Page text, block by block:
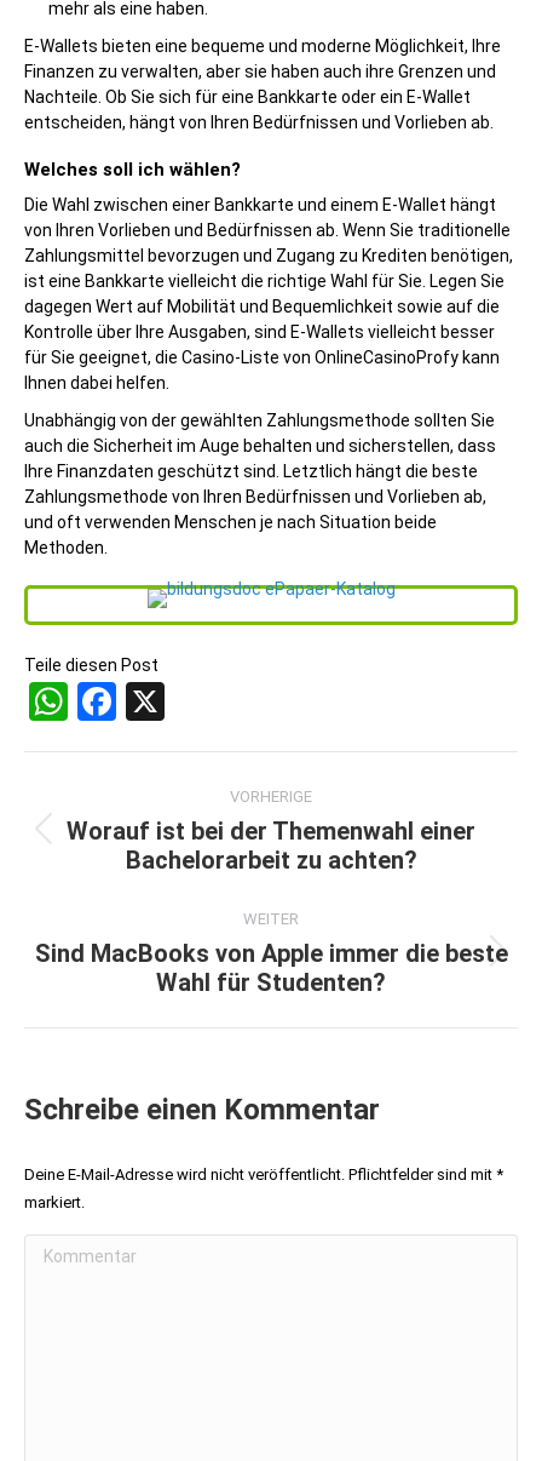
mehr als eine haben.
E-Wallets bieten eine bequeme und moderne Möglichkeit, Ihre
Finanzen zu verwalten, aber sie haben auch ihre Grenzen und
Nachteile. Ob Sie sich für eine Bankkarte oder ein E-Wallet
entscheiden, hängt von Ihren Bedürfnissen und Vorlieben ab.
Welches soll ich wählen?
Die Wahl zwischen einer Bankkarte und einem E-Wallet hängt
von Ihren Vorlieben und Bedürfnissen ab. Wenn Sie traditionelle
Zahlungsmittel bevorzugen und Zugang zu Krediten benötigen,
ist eine Bankkarte vielleicht die richtige Wahl für Sie. Legen Sie
dagegen Wert auf Mobilität und Bequemlichkeit sowie auf die
Kontrolle über Ihre Ausgaben, sind E-Wallets vielleicht besser
für Sie geeignet, die Casino-Liste von OnlineCasinoProfy kann
Ihnen dabei helfen.
Unabhängig von der gewählten Zahlungsmethode sollten Sie
auch die Sicherheit im Auge behalten und sicherstellen, dass
Ihre Finanzdaten geschützt sind. Letztlich hängt die beste
Zahlungsmethode von Ihren Bedürfnissen und Vorlieben ab,
und oft verwenden Menschen je nach Situation beide
Methoden.
Teile diesen Post
WhatsApp
Facebook
VORHERIGE
Vorheriger
Beitrag:
Worauf ist bei der Themenwahl einer
Bachelorarbeit zu achten?
WEITER
Nächster
Beitrag:
Sind MacBooks von Apple immer die beste
Wahl für Studenten?
Schreibe einen Kommentar
Deine E-Mail-Adresse wird nicht veröffentlicht. Pflichtfelder sind mit *
markiert.
Kommentar